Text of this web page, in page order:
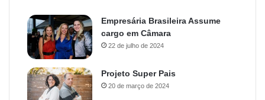
Empresária Brasileira Assume
cargo em Câmara
22 de julho de 2024
Projeto Super Pais
20 de março de 2024